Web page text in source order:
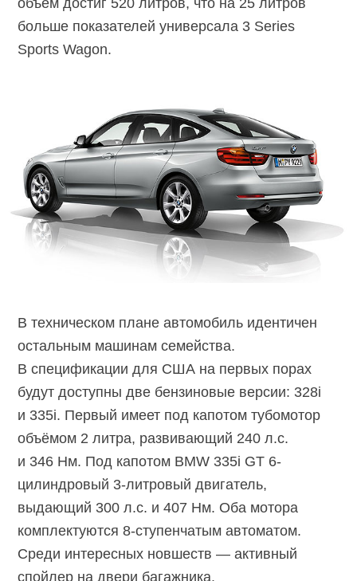
больше показателей универсала 3 Series
Sports Wagon.
В техническом плане автомобиль идентичен
остальным машинам семейства.
В спецификации для США на первых порах
будут доступны две бензиновые версии: 328i
и 335i. Первый имеет под капотом тубомотор
объёмом 2 литра, развивающий 240 л.с.
и 346 Нм. Под капотом BMW 335i GT 6-
цилиндровый 3-литровый двигатель,
выдающий 300 л.с. и 407 Нм. Оба мотора
комплектуются 8-ступенчатым автоматом.
Среди интересных новшеств — активный
спойлер на двери багажника.